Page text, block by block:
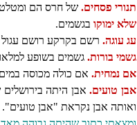
תנורי פסחים. של חרס הם
שלא ימוקו בגשמים.
עג עוגה. רשם בקרקע רושם עגול
גשמי בורות. גשמים בשופע
אם נמחית. אם כולה מכוסה
אבן טועים.אבן היתה בירושלים
ואותה אבן נקראת "אבן טועים".